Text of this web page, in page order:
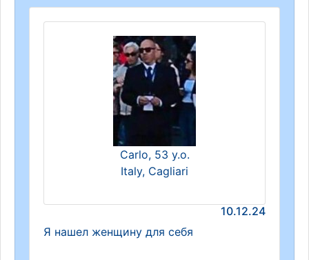
Carlo, 53 y.o.
Italy, Cagliari
10.12.24
Я нашел женщину для себя